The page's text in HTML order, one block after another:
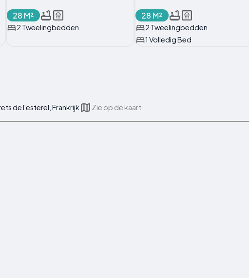
28 M²
2 Tweelingbedden
28 M²
2 Tweelingbedden
1 Volledig Bed
de l'esterel, Frankrijk Zie op de kaart